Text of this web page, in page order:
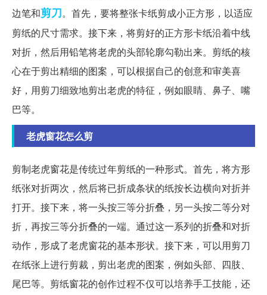
边笔和剪刀。首先，要将整张卡纸剪成小正方形，以适应
剪纸的尺寸需求。接下来，将剪好的正方形卡纸沿着中线
对折，然后用铅笔将老虎的头部轮廓勾勒出来。剪纸的核
心在于剪出精细的图案，可以根据自己的创意和审美喜
好，用剪刀细致地剪出老虎的特征，例如眼睛、鼻子、嘴
巴等。
老虎窗花怎么剪
剪制老虎窗花是传统过年剪纸的一种形式。首先，将方形
纸张对折两次，然后将已折成条状的纸按长边横向对折并
打开。接下来，将一头按三等分折叠，另一头按二等分对
折，再按三等分折叠的一端。通过这一系列的折叠和对折
动作，形成了老虎窗花的基本形状。接下来，可以用剪刀
在纸张上进行剪裁，剪出老虎的图案，例如头部、四肢、
尾巴等。剪纸窗花的创作过程不仅可以培养手工技能，还